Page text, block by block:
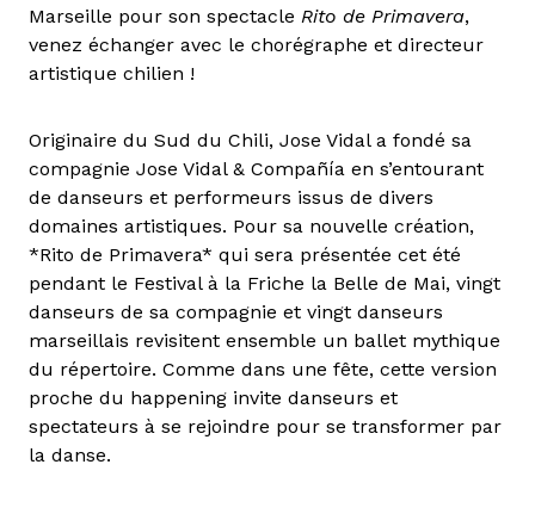
Marseille pour son spectacle Rito de Primavera,
venez échanger avec le chorégraphe et directeur
artistique chilien !
Originaire du Sud du Chili, Jose Vidal a fondé sa
compagnie Jose Vidal & Compañía en s’entourant
de danseurs et performeurs issus de divers
domaines artistiques. Pour sa nouvelle création,
*Rito de Primavera* qui sera présentée cet été
pendant le Festival à la Friche la Belle de Mai, vingt
danseurs de sa compagnie et vingt danseurs
marseillais revisitent ensemble un ballet mythique
du répertoire. Comme dans une fête, cette version
proche du happening invite danseurs et
spectateurs à se rejoindre pour se transformer par
la danse.